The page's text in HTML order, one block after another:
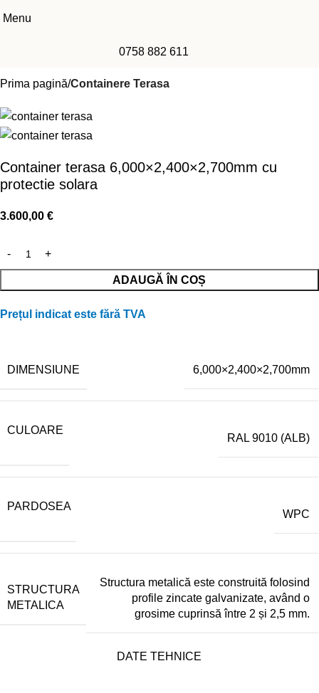
Menu
0758 882 611
Prima pagină Containere Terasa
Container terasa 6,000×2,400×2,700mm cu
protectie solara
3.600,00 €
ADAUGĂ ÎN COȘ
Prețul indicat este fără TVA
DIMENSIUNE 6,000×2,400×2,700mm
CULOARE
RAL 9010 (ALB)
PARDOSEA
WPC
STRUCTURA
METALICA
Structura metalică este construită folosind
profile zincate galvanizate, având o
grosime cuprinsă între 2 și 2,5 mm.
DATE TEHNICE